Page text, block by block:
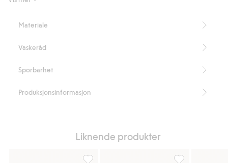
Artikkelnummer
Materiale
Vaskeråd
Sporbarhet
Produksjonsinformasjon
Liknende produkter